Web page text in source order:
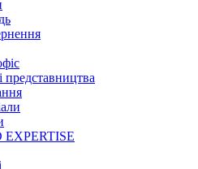
представництва
EXPERTISE